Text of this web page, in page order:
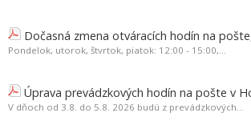
Dočasná zmena otváracích hodín na
Pondelok, utorok, štvrtok, piatok: 12:00 - 15:00,...
Úprava prevádzkových hodín na pošte v
V dňoch od 3.8. do 5.8. 2026 budú z prevádzkových...